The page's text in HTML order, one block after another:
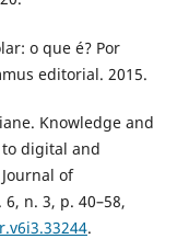
o que é? Por
editorial. 2015.
Knowledge and
digital and
of
n. 3, p. 40–58,
.